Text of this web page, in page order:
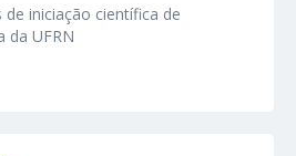
de iniciação científica de
da UFRN